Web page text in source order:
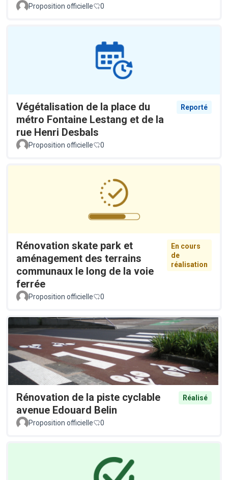
Proposition officielle 0
Végétalisation de la place du
métro Fontaine Lestang et de la
rue Henri Desbals
Reporté
Proposition officielle 0
Rénovation skate park et
aménagement des terrains
communaux le long de la voie
ferrée
En cours
de
réalisation
Proposition officielle 0
Rénovation de la piste cyclable
avenue Edouard Belin
Réalisé
Proposition officielle 0